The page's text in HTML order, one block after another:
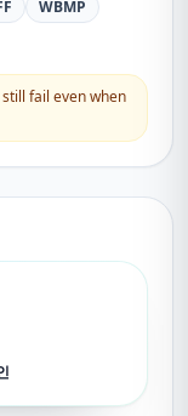
WBMP
fail even when